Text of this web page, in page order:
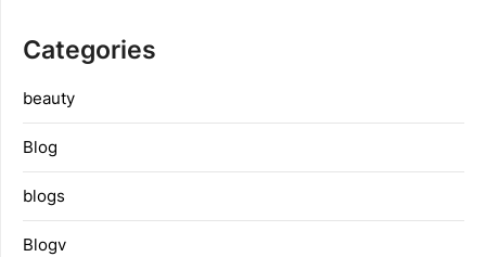
Categories
beauty
Blog
blogs
Blogv